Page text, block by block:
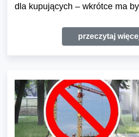
dla kupujących – wkrótce ma
przeczytaj